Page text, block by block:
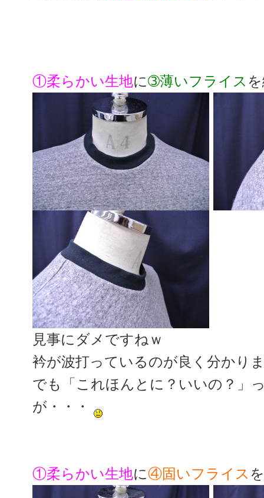
①柔らかい生地に➂薄いフライス
見事にダメですねｗ
衿が波打っているのが良く分かり
でも「これほんとに？いいの？」
が・・・
①柔らかい生地に④固いフライス